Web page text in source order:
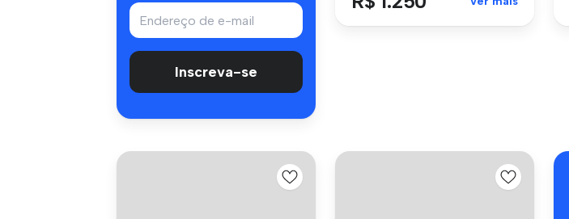
Inscreva-se